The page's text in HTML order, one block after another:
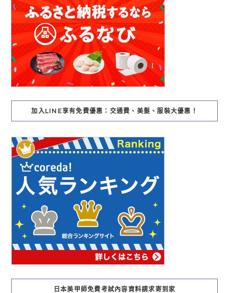
加入LINE享有免費優惠：交通費、美髮、服裝大優惠！
日本美甲師免費考試內容資料請求寄到家